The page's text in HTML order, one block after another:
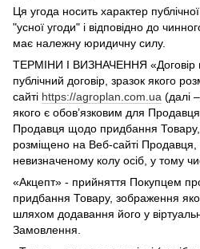
Ця угода носить характер
"усної угоди" і відповідно до
має належну юридичну силу.
ТЕРМІНИ І ВИЗНАЧЕННЯ «Договір
публічний договір, зразок якого
сайті https://agroplan.com.ua (далі
якого є обов’язковим для
Продавця щодо придбання
розміщено на Веб-сайті
невизначеному колу осіб, у тому
«Акцепт» - прийняття Покупцем
придбання Товару, зображення
шляхом додавання його у
Замовлення.